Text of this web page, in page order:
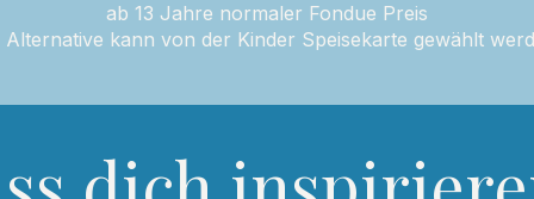
ab 13 Jahre normaler Fondue Preis
Alternative kann von der Kinder Speisekarte gewählt